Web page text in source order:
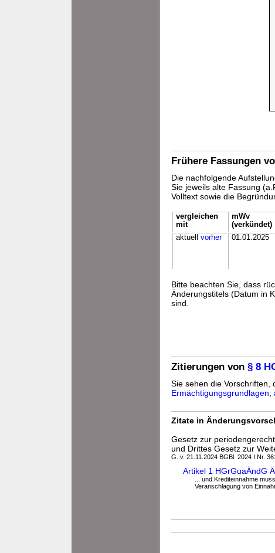
Frühere Fassungen
Die nachfolgende
Sie jeweils alte Fassung
Volltext sowie die
vergleichen
mit
mWv
(verkündet)
aktuell vorher 01.01.2025
Bitte beachten Sie, dass
Änderungstitels (Datum in
sind.
Zitierungen von § 8
Sie sehen die Vorschriften,
Ermächtigungsgrundlagen
Zitate in
Gesetz zur
und Drittes Gesetz zur
G. v. 21.11.2024 BGBl. 2024 I Nr.
Artikel 1 HGrGuaÄndG
... und Krediteinnahme
Veranschlagung von